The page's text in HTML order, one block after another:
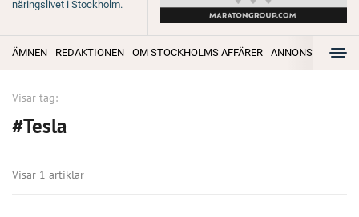
näringslivet i Stockholm.
ÄMNEN REDAKTIONEN OM STOCKHOLMS AFFÄRER ANNONSERA
Visar tag:
#Tesla
Visar 1 artiklar